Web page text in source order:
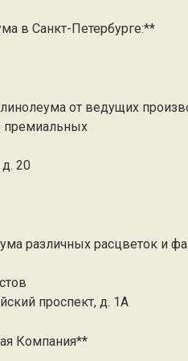
в Санкт-Петербурге:**
от ведущих
20
различных расцветок и
проспект, д. 1А
Компания**